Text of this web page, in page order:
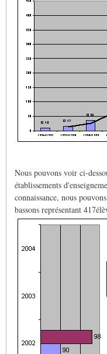
Nous pouvons voir ci-
établissements
connaissance, nous
bassons représentant